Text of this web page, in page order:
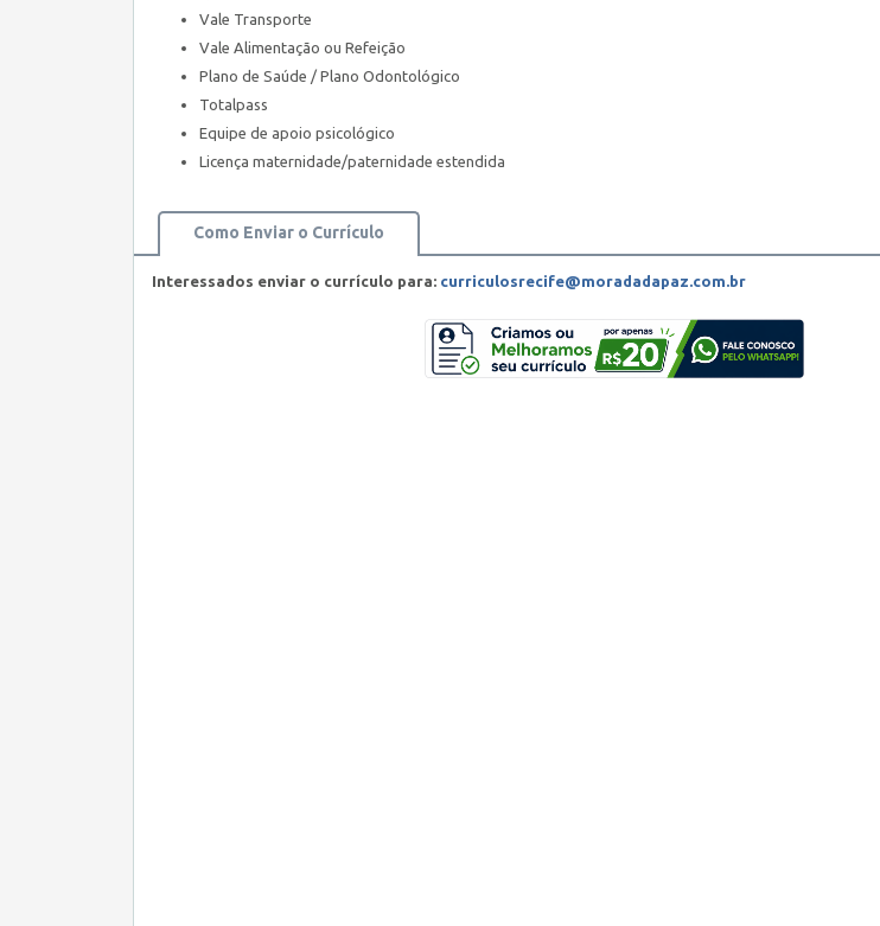
Vale Transporte
Vale Alimentação ou Refeição
Plano de Saúde / Plano Odontológico
Totalpass
Equipe de apoio psicológico
Licença maternidade/paternidade estendida
Como Enviar o Currículo
Interessados enviar o currículo para: curriculosrecife@moradadapaz.com.br